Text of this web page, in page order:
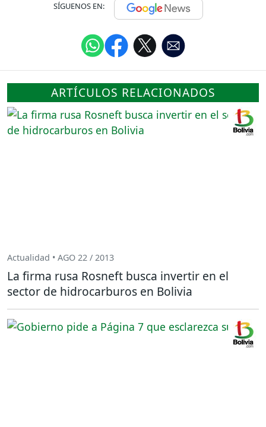
SÍGUENOS EN:
ARTÍCULOS RELACIONADOS
Actualidad • AGO 22 / 2013
La firma rusa Rosneft busca invertir en el
sector de hidrocarburos en Bolivia